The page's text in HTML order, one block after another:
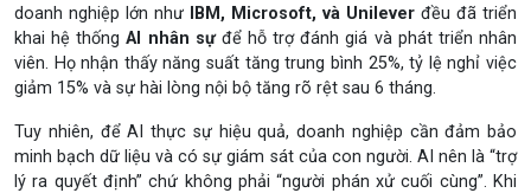
doanh nghiệp lớn như
IBM, Microsoft, và Unilever đều đã triển
khai hệ thốngAI nhân sựđể hỗ trợ đánh giá và phát triển nhân
viên. Họ nhận thấy năng suất tăng trung bình 25%, tỷ lệ nghỉ việc
giảm 15% và sự hài lòng nội bộ tăng rõ rệt sau 6 tháng.
Tuy nhiên, để AI thực sự hiệu quả, doanh nghiệp cần đảm bảo
minh bạch dữ liệu và có sự giám sát của con người. AI nên là “trợ
lý ra quyết định” chứ không phải “người phán xử cuối cùng”. Khi